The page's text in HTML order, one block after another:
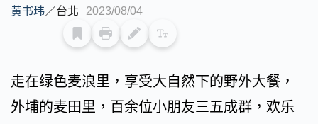
黄书玮／台北 2023/08/04
走在绿色麦浪里，享受大自然下的野外大餐，
外埔的麦田里，百余位小朋友三五成群，欢乐